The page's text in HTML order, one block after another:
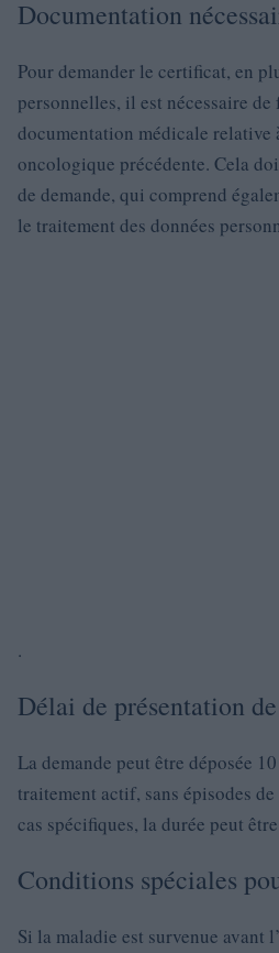
Documentation
Pour demander le certificat, en
personnelles, il est nécessaire
documentation médicale relative
oncologique précédente. Cela
de demande, qui comprend
le traitement des données
.
Délai de présentation
La demande peut être déposée
traitement actif, sans épisodes
cas spécifiques, la durée peut
Conditions spéciales
Si la maladie est survenue avant